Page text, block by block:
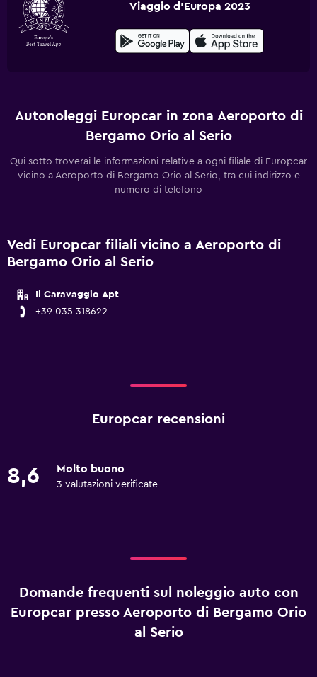
Viaggio d'Europa 2023
Autonoleggi Europcar in zona Aeroporto di
Bergamo Orio al Serio
Qui sotto troverai le informazioni relative a ogni filiale di Europcar
vicino a Aeroporto di Bergamo Orio al Serio, tra cui indirizzo e
numero di telefono
Vedi Europcar filiali vicino a Aeroporto di
Bergamo Orio al Serio
Il Caravaggio Apt
+39 035 318622
Europcar recensioni
8,6 Molto buono
3 valutazioni verificate
Domande frequenti sul noleggio auto con
Europcar presso Aeroporto di Bergamo Orio
al Serio